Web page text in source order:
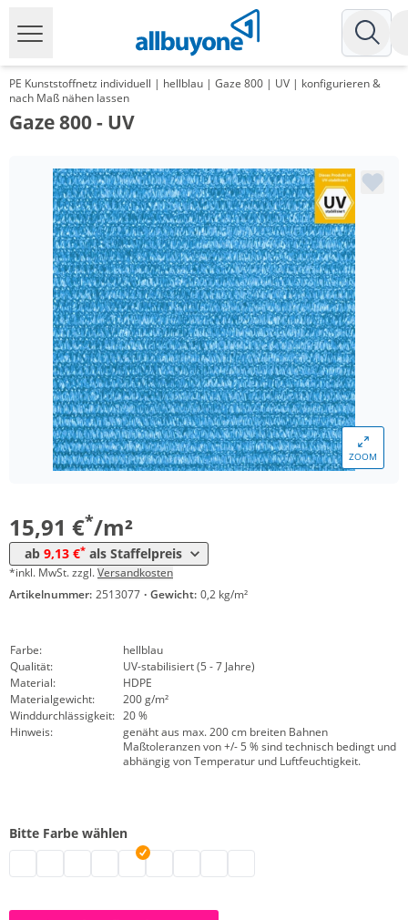
PE Kunststoffnetz individuell | hellblau | Gaze 800 | UV | konfigurieren &
nach Maß nähen lassen
Gaze 800 - UV
ZOOM
15,91 €*/m²
ab 9,13 €* als Staffelpreis
Menge Preis
ab 15 m² 11,62 €*
ab 150 m² 10,71 €*
ab 300 m² 9,89 €*
*inkl. MwSt. zzgl.Versandkosten
Artikelnummer: 2513077 · Gewicht: 0,2 kg/m²
Farbe:
hellblau
Qualität:
UV-stabilisiert (5 - 7 Jahre)
Material:
HDPE
Materialgewicht:
200 g/m²
Winddurchlässigkeit: 20 %
Hinweis:
genäht aus max. 200 cm breiten Bahnen
Maßtoleranzen von +/- 5 % sind technisch bedingt und
abhängig von Temperatur und Luftfeuchtigkeit.
Bitte Farbe wählen
PE Kunststoffnetz individuell | grau
PE Kunststoffnetz individuell | schwarz
PE Kunststoffnetz individuell | weiß
PE Kunststoffnetz individuell | blau
PE Kunststoffnetz individuell | hellblau
PE Kunststoffnetz individuell | grün